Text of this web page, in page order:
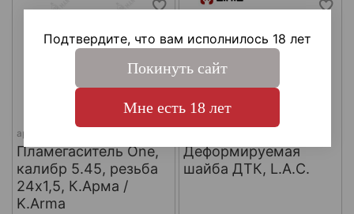
арт.
Пламегаситель One,
калибр 5.45, резьба
24х1,5, К.Арма /
K.Arma
Деформируемая
шайба ДТК, L.A.C.
Подтвердите, что вам исполнилось 18 лет
Покинуть сайт
Мне есть 18 лет